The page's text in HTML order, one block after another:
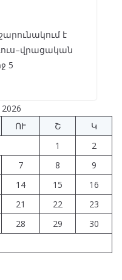
է
5
ՈՒ Շ
Կ
1
2
7 8
9
14 15
16
21 22
23
28 29
30